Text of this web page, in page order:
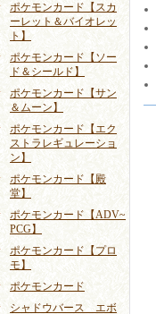
ポケモンカード【スカ
ーレット＆バイオレッ
ト】
ポケモンカード【ソー
ド＆シールド】
ポケモンカード【サン
＆ムーン】
ポケモンカード【エク
ストラレギュレーショ
ン】
ポケモンカード【殿
堂】
ポケモンカード【ADV~
PCG】
ポケモンカード【プロ
モ】
ポケモンカード
シャドウバース エボ